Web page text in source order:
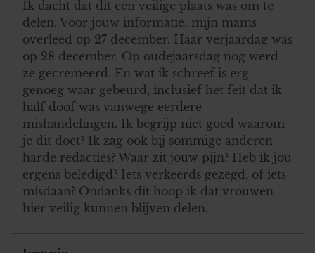
Ik dacht dat dit een veilige plaats was om te
delen. Voor jouw informatie: mijn mams
overleed op 27 december. Haar verjaardag was
op 28 december. Op oudejaarsdag nog werd
ze gecremeerd. En wat ik schreef is erg
genoeg waar gebeurd, inclusief het feit dat ik
half doof was vanwege eerdere
mishandelingen. Ik begrijp niet goed waarom
je dit doet? Ik zag ook bij sommige anderen
harde redacties? Waar zit jouw pijn? Heb ik jou
ergens beledigd? Iets verkeerds gezegd, of iets
misdaan? Ondanks dit hoop ik dat vrouwen
hier veilig kunnen blijven delen.